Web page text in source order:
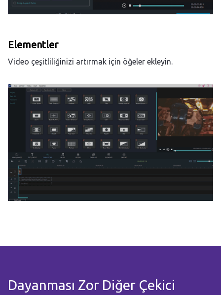
Elementler
Video çeşitliliğinizi artırmak için öğeler ekleyin.
Dayanması Zor Diğer Çekici